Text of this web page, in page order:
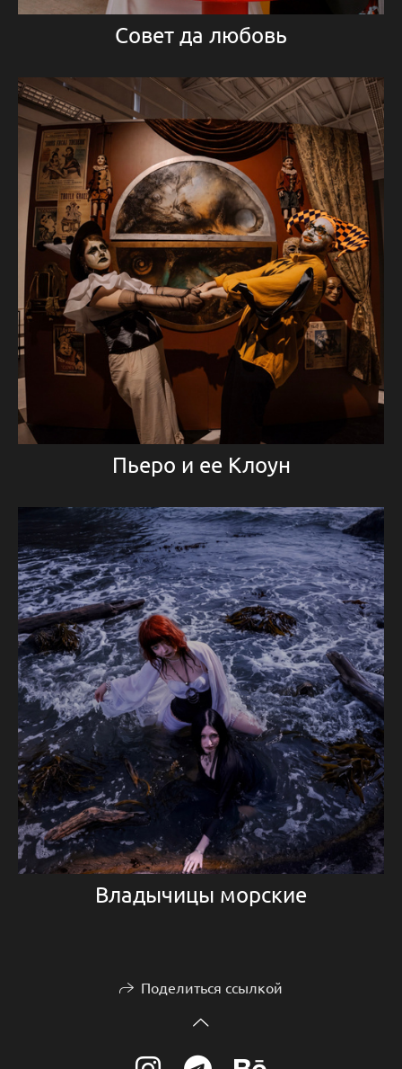
Совет да любовь
Пьеро и ее Клоун
Владычицы морские
Поделиться ссылкой